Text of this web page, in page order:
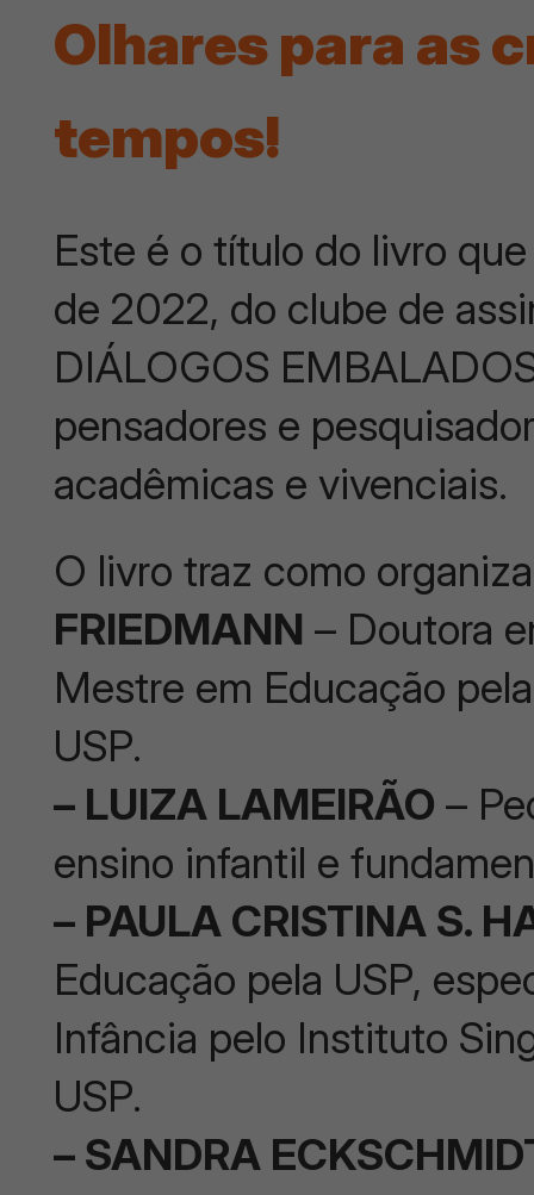
Olhares para as
tempos!
Este é o título do livro
de 2022, do clube de
DIÁLOGOS
pensadores e
acadêmicas e vivenciais.
O livro traz como
FRIEDMANN – Doutora
Mestre em Educação
USP.
– LUIZA LAMEIRÃO –
ensino infantil e
– PAULA CRISTINA S.
Educação pela USP,
Infância pelo Instituto
USP.
– SANDRA